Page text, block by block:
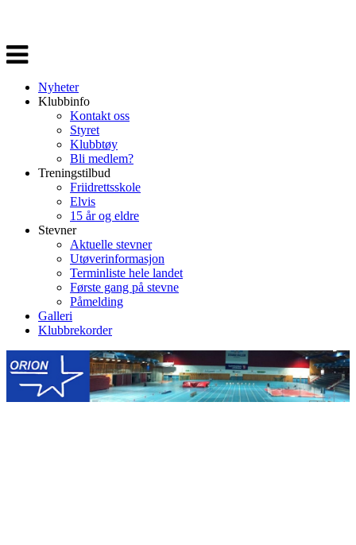
Veksle
navigasjon
Nyheter
Klubbinfo
Kontakt oss
Styret
Klubbtøy
Bli medlem?
Treningstilbud
Friidrettsskole
Elvis
15 år og eldre
Stevner
Aktuelle stevner
Utøverinformasjon
Terminliste hele landet
Første gang på stevne
Påmelding
Galleri
Klubbrekorder